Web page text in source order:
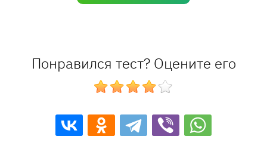
Понравился тест? Оцените его